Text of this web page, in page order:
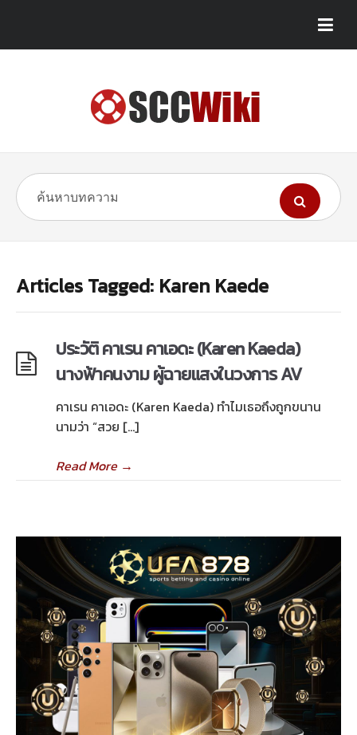
Articles Tagged: Karen Kaede
ประวัติ คาเรน คาเอดะ (Karen Kaeda)
นางฟ้าคนงาม ผู้ฉายแสงในวงการ AV
คาเรน คาเอดะ (Karen Kaeda) ทำไมเธอถึงถูกขนาน
นามว่า “สวย […]
Read More→